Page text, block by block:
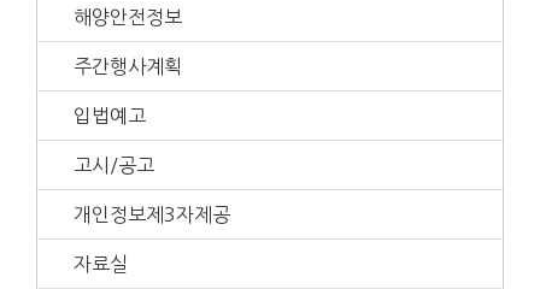
해양안전정보
주간행사계획
입법예고
고시/공고
개인정보제3자제공
자료실